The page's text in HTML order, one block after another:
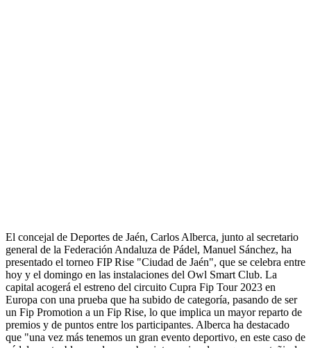
El concejal de Deportes de Jaén, Carlos Alberca, junto al secretario
general de la Federación Andaluza de Pádel, Manuel Sánchez, ha
presentado el torneo FIP Rise "Ciudad de Jaén", que se celebra entre
hoy y el domingo en las instalaciones del Owl Smart Club. La
capital acogerá el estreno del circuito Cupra Fip Tour 2023 en
Europa con una prueba que ha subido de categoría, pasando de ser
un Fip Promotion a un Fip Rise, lo que implica un mayor reparto de
premios y de puntos entre los participantes. Alberca ha destacado
que "una vez más tenemos un gran evento deportivo, en este caso de